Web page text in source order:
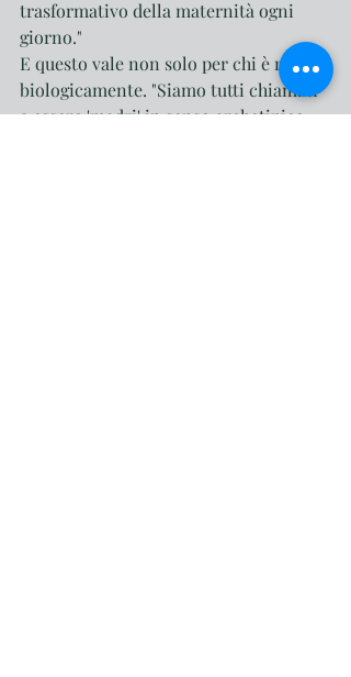
trasformativo della maternità ogni
giorno."
E questo vale non solo per chi è madre
biologicamente. "Siamo tutti chiamati
a essere 'madri' in senso archetipico –